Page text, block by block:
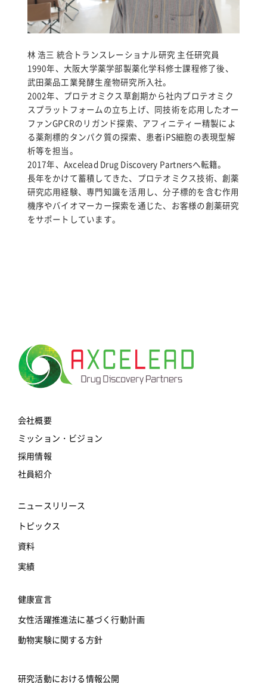
林 浩三 統合トランスレーショナル研究 主任研究員
1990年、大阪大学薬学部製薬化学科修士課程修了後、
武田薬品工業発酵生産物研究所入社。
2002年、プロテオミクス草創期から社内プロテオミク
スプラットフォームの立ち上げ、同技術を応用したオー
ファンGPCRのリガンド探索、アフィニティー精製によ
る薬剤標的タンパク質の探索、患者iPS細胞の表現型解
析等を担当。
2017年、Axcelead Drug Discovery Partnersへ転籍。
長年をかけて蓄積してきた、プロテオミクス技術、創薬
研究応用経験、専門知識を活用し、分子標的を含む作用
機序やバイオマーカー探索を通じた、お客様の創薬研究
をサポートしています。
会社概要
ミッション・ビジョン
採用情報
社員紹介
ニュースリリース
トピックス
資料
実績
健康宣言
女性活躍推進法に基づく行動計画
動物実験に関する方針
研究活動における情報公開